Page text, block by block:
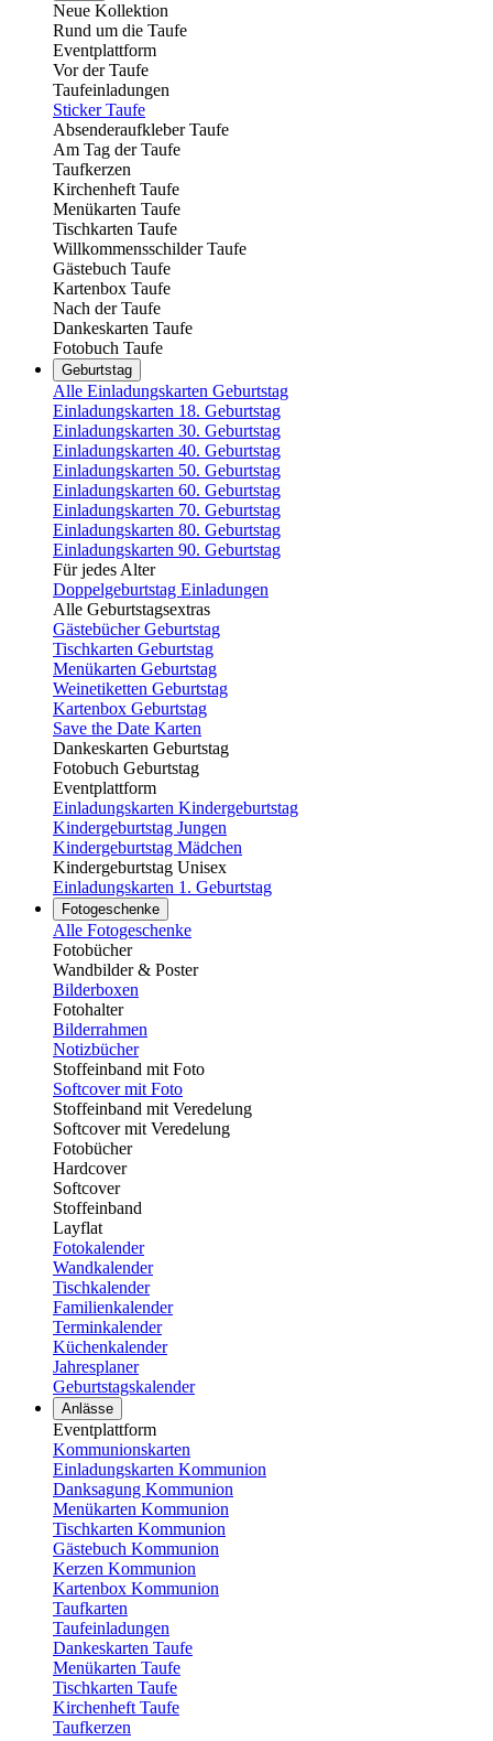
Neue Kollektion
Rund um die Taufe
Eventplattform
Vor der Taufe
Taufeinladungen
Sticker Taufe
Absenderaufkleber Taufe
Am Tag der Taufe
Taufkerzen
Kirchenheft Taufe
Menükarten Taufe
Tischkarten Taufe
Willkommensschilder Taufe
Gästebuch Taufe
Kartenbox Taufe
Nach der Taufe
Dankeskarten Taufe
Fotobuch Taufe
Geburtstag
Alle Einladungskarten Geburtstag
Einladungskarten 18. Geburtstag
Einladungskarten 30. Geburtstag
Einladungskarten 40. Geburtstag
Einladungskarten 50. Geburtstag
Einladungskarten 60. Geburtstag
Einladungskarten 70. Geburtstag
Einladungskarten 80. Geburtstag
Einladungskarten 90. Geburtstag
Für jedes Alter
Doppelgeburtstag Einladungen
Alle Geburtstagsextras
Gästebücher Geburtstag
Tischkarten Geburtstag
Menükarten Geburtstag
Weinetiketten Geburtstag
Kartenbox Geburtstag
Save the Date Karten
Dankeskarten Geburtstag
Fotobuch Geburtstag
Eventplattform
Einladungskarten Kindergeburtstag
Kindergeburtstag Jungen
Kindergeburtstag Mädchen
Kindergeburtstag Unisex
Einladungskarten 1. Geburtstag
Fotogeschenke
Alle Fotogeschenke
Fotobücher
Wandbilder & Poster
Bilderboxen
Fotohalter
Bilderrahmen
Notizbücher
Stoffeinband mit Foto
Softcover mit Foto
Stoffeinband mit Veredelung
Softcover mit Veredelung
Fotobücher
Hardcover
Softcover
Stoffeinband
Layflat
Fotokalender
Wandkalender
Tischkalender
Familienkalender
Terminkalender
Küchenkalender
Jahresplaner
Geburtstagskalender
Anlässe
Eventplattform
Kommunionskarten
Einladungskarten Kommunion
Danksagung Kommunion
Menükarten Kommunion
Tischkarten Kommunion
Gästebuch Kommunion
Kerzen Kommunion
Kartenbox Kommunion
Taufkarten
Taufeinladungen
Dankeskarten Taufe
Menükarten Taufe
Tischkarten Taufe
Kirchenheft Taufe
Taufkerzen